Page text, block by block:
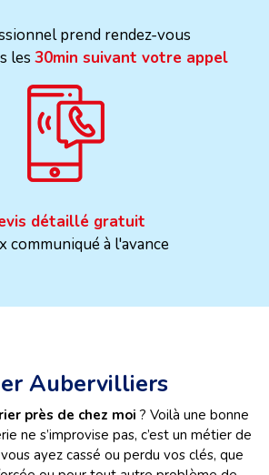
prend rendez-vous
les 30min suivant votre appel
détaillé gratuit
communiqué à l'avance
Aubervilliers
près de chez moi ? Voilà une bonne
ne s’improvise pas, c’est un métier de
ayez cassé ou perdu vos clés, que